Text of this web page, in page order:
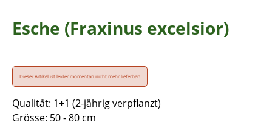
Esche (Fraxinus excelsior)
Dieser Artikel ist leider momentan nicht mehr lieferbar!
Qualität: 1+1 (2-jährig verpflanzt)
Grösse: 50 - 80 cm